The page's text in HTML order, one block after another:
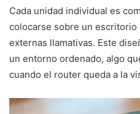
Cada unidad individual es
colocarse sobre un escritorio
externas llamativas. Este
un entorno ordenado, algo
cuando el router queda a la